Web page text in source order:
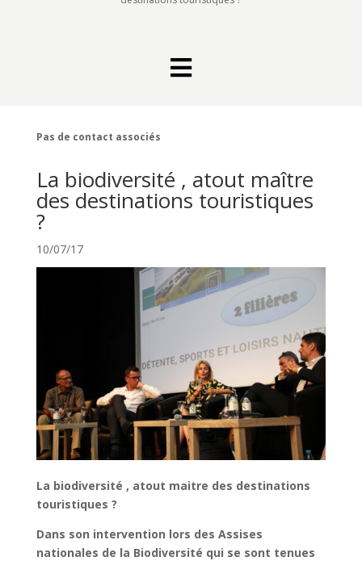

Pas de contact associés
La biodiversité , atout maître
des destinations touristiques
?
10/07/17
La biodiversité , atout maitre des destinations
touristiques ?
Dans son intervention lors des Assises
nationales de la Biodiversité qui se sont tenues